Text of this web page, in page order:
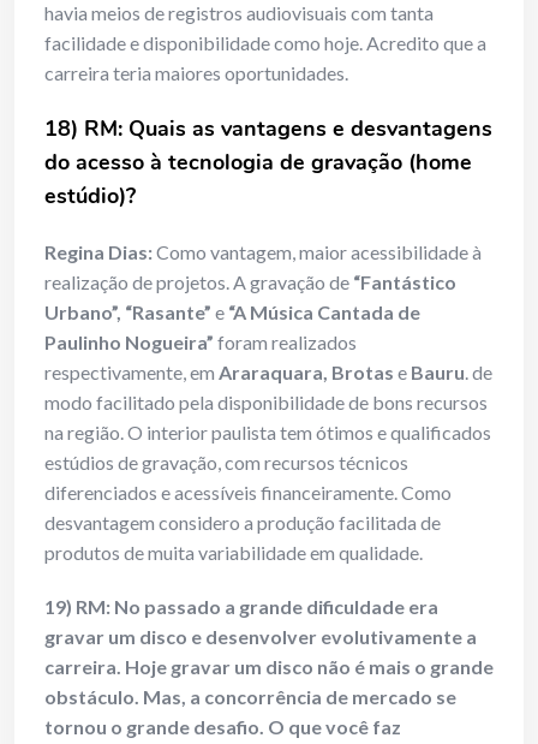
havia meios de registros audiovisuais com tanta
facilidade e disponibilidade como hoje. Acredito que a
carreira teria maiores oportunidades.
18) RM: Quais as vantagens e desvantagens
do acesso à tecnologia de gravação (home
estúdio)?
Regina Dias:Como vantagem, maior acessibilidade à
realização de projetos. A gravação de “Fantástico
Urbano”, “Rasante” e “A Música Cantada de
Paulinho Nogueira” foram realizados
respectivamente, em Araraquara, Brotas e Bauru. de
modo facilitado pela disponibilidade de bons recursos
na região. O interior paulista tem ótimos e qualificados
estúdios de gravação, com recursos técnicos
diferenciados e acessíveis financeiramente. Como
desvantagem considero a produção facilitada de
produtos de muita variabilidade em qualidade.
19) RM: No passado a grande dificuldade era
gravar um disco e desenvolver evolutivamente a
carreira. Hoje gravar um disco não é mais o grande
obstáculo. Mas, a concorrência de mercado se
tornou o grande desafio. O que você faz